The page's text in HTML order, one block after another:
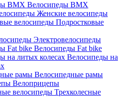
Велосипеды BMX
Женские велосипеды
Подростковые
Электровелосипеды
Велосипеды Fat bike
Велосипеды на
Велосипедные рамы
Велоприцепы
Трехколесные